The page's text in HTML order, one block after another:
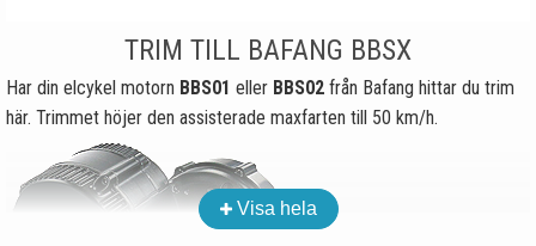
TRIM TILL BAFANG BBSX
Har din elcykel motorn BBS01 eller BBS02 från Bafang hittar du trim
här. Trimmet höjer den assisterade maxfarten till 50 km/h.
Visa hela